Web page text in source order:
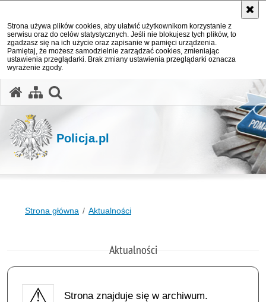
Strona używa plików cookies, aby ułatwić użytkownikom korzystanie z
serwisu oraz do celów statystycznych. Jeśli nie blokujesz tych plików, to
zgadzasz się na ich użycie oraz zapisanie w pamięci urządzenia.
Pamiętaj, że możesz samodzielnie zarządzać cookies, zmieniając
ustawienia przeglądarki. Brak zmiany ustawienia przeglądarki oznacza
wyrażenie zgody.
Policja.pl
Strona główna Aktualności
Aktualności
Strona znajduje się w archiwum.